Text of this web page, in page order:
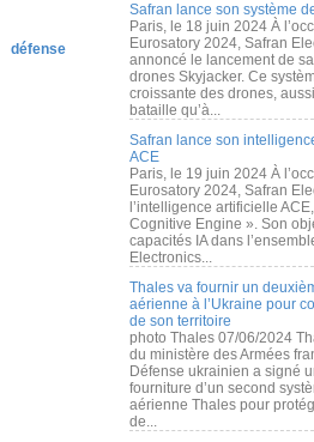
défense
Safran lance son système
Paris, le 18 juin 2024 À
Eurosatory 2024, Safran
annoncé le lancement de
drones Skyjacker. Ce
croissante des drones,
bataille qu’à...
Safran lance son
ACE
Paris, le 19 juin 2024 À
Eurosatory 2024, Safran
l’intelligence artificielle
Cognitive Engine ». Son
capacités IA dans
Electronics...
Thales va fournir un
aérienne à l’Ukraine pour
de son territoire
photo Thales 07/06/2024
du ministère des Armées
Défense ukrainien a signé
fourniture d’un second
aérienne Thales pour
de...